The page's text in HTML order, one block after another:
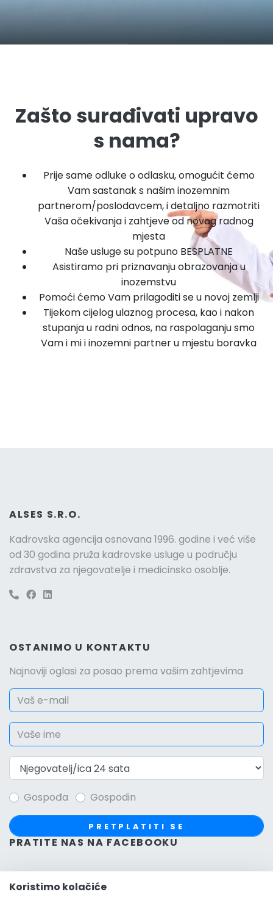
Zašto surađivati upravo
s nama?
Prije same odluke o odlasku, omogućit ćemo
Vam sastanak s našim inozemnim
partnerom/poslodavcem, i detaljno razmotriti
Vaša očekivanja i zahtjeve od novog radnog
mjesta
Naše usluge su potpuno BESPLATNE
Asistiramo pri priznavanju obrazovanja u
inozemstvu
Pomoći ćemo Vam prilagoditi se u novoj zemlji
Tijekom cijelog ulaznog procesa, kao i nakon
stupanja u radni odnos, na raspolaganju smo
Vam i mi i inozemni partner u mjestu boravka
ALSES S.R.O.
Kadrovska agencija osnovana 1996. godine i već više
od 30 godina pruža kadrovske usluge u području
zdravstva za njegovatelje i medicinsko osoblje.
OSTANIMO U KONTAKTU
Najnoviji oglasi za posao prema vašim zahtjevima
Gospođa Gospodin
PRETPLATITI SE
PRATITE NAS NA FACEBOOKU
Koristimo kolačiće